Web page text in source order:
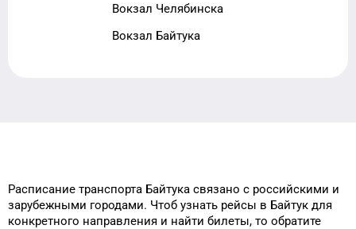
Вокзал Челябинска
Вокзал Байтука
Расписание транспорта Байтука связано с российскими и
зарубежными городами. Чтоб узнать рейсы в Байтук для
конкретного направления и найти билеты, то обратите